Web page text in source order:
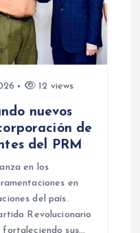
12 views
nuevos
de
del PRM
en los
en
del país.
Revolucionario
fortaleciendo sus…